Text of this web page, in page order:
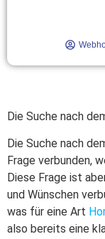
Die Suche nach
Die Suche nach
Frage verbunden,
Diese Frage ist
und Wünschen
was für eine Art
also bereits eine